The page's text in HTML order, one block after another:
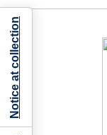
Notice at collection